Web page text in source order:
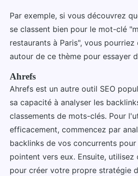
Par exemple, si vous découvrez
se classent bien pour le mot-clé
restaurants à Paris", vous
autour de ce thème pour essayer
Ahrefs
Ahrefs est un autre outil SEO
sa capacité à analyser les
classements de mots-clés. Pour
efficacement, commencez par
backlinks de vos concurrents
pointent vers eux. Ensuite, utilisez
pour créer votre propre stratégie